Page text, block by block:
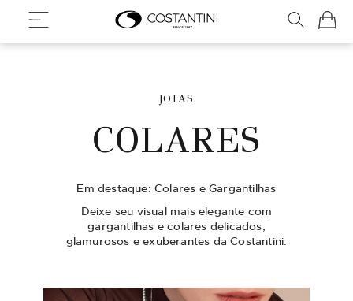
Meu
JOIAS
COLARES
Em destaque: Colares e Gargantilhas
Deixe seu visual mais elegante com
gargantilhas e colares delicados,
glamurosos e exuberantes da Costantini.